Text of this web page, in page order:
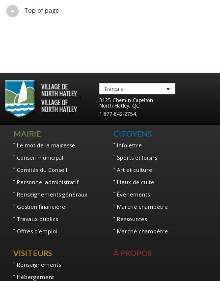
Top of page
Français
3125 Chemin Capelton
North Hatley, Qc,
1 877-842-2754,
MAIRIE
Le mot de la mairesse
Conseil municipal
Comités du Conseil
Personnel administratif
Renseignements généraux
Gestion financière
Travaux publics
Offres d’emploi
CITOYENS
Infolettre
Sports et loisirs
Art et culture
Lieux de culte
Événements
Marché champêtre
Ressources
Marché champêtre
VISITEURS
Renseignements
Hébergement
À PROPOS